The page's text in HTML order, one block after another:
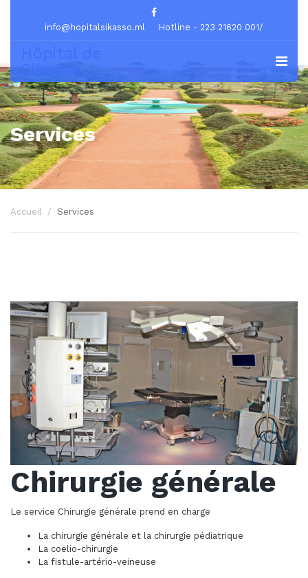
info@hopitalsikasso.ml Hotline - 223 21620 001/
Services
Accueil Services
Chirurgie générale
Le service Chirurgie générale prend en charge
La chirurgie générale et la chirurgie pédiatrique
La coelio-chirurgie
La fistule-artério-veineuse